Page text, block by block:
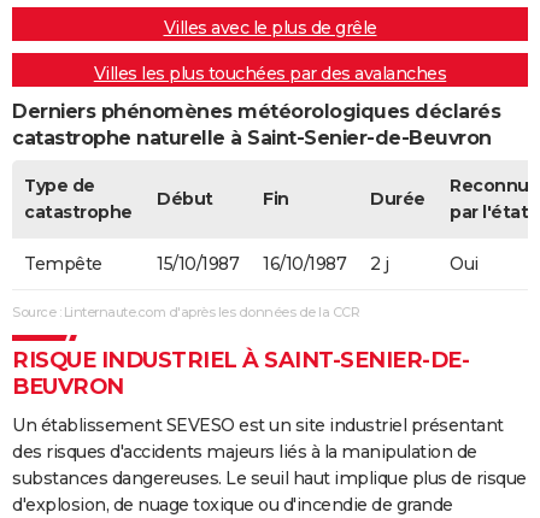
Villes avec le plus de grêle
Villes les plus touchées par des avalanches
Derniers phénomènes météorologiques déclarés
catastrophe naturelle à Saint-Senier-de-Beuvron
Type de
catastrophe
Début Fin Durée
Reconnue
par l'état
Tempête 15/10/1987 16/10/1987 2 j Oui
Source : Linternaute.com d'après les données de la CCR
RISQUE INDUSTRIEL À SAINT-SENIER-DE-
BEUVRON
Un établissement SEVESO est un site industriel présentant
des risques d'accidents majeurs liés à la manipulation de
substances dangereuses. Le seuil haut implique plus de risque
d'explosion, de nuage toxique ou d'incendie de grande